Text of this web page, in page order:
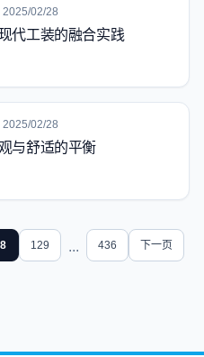
2025/02/28
代工装的融合实践
2025/02/28
与舒适的平衡
129 ... 436 下一页